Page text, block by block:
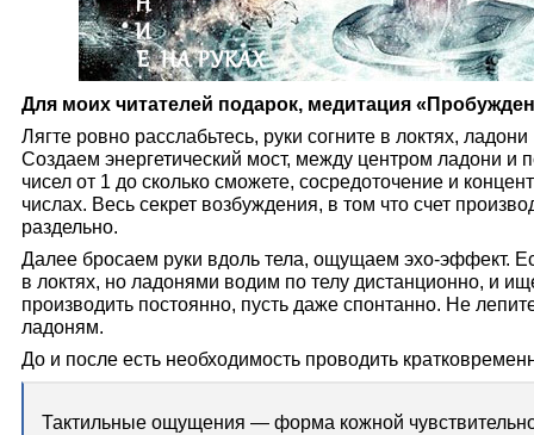
Для моих читателей подарок, медитация
Лягте ровно расслабьтесь, руки согните в локтях,
Создаем энергетический мост, между центром ладони и
чисел от 1 до сколько сможете, сосредоточение и
числах. Весь секрет возбуждения, в том что счет
раздельно.
Далее бросаем руки вдоль тела, ощущаем эхо-эффект.
в локтях, но ладонями водим по телу дистанционно, и
производить постоянно, пусть даже спонтанно. Не
ладоням.
До и после есть необходимость проводить
Тактильные ощущения — форма кожной